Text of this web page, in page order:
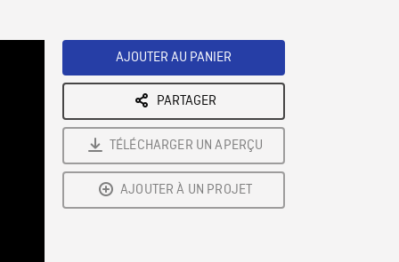
AJOUTER AU PANIER
PARTAGER
TÉLÉCHARGER UN APERÇU
AJOUTER À UN PROJET